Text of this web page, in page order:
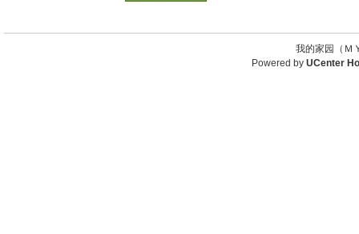
我的家园（
Powered by UCenter